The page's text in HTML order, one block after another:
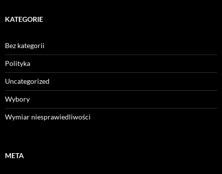
KATEGORIE
Bez kategorii
Polityka
Uncategorized
Wybory
Wymiar niesprawiedliwości
META